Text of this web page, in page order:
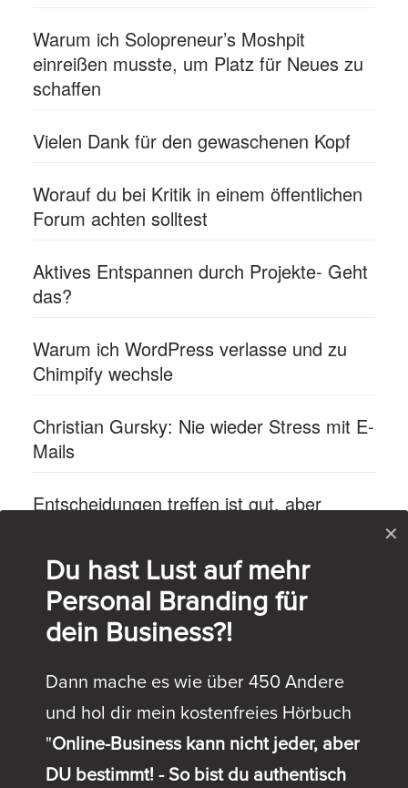
Warum ich Solopreneur’s Moshpit
einreißen musste, um Platz für Neues zu
schaffen
Vielen Dank für den gewaschenen Kopf
Worauf du bei Kritik in einem öffentlichen
Forum achten solltest
Aktives Entspannen durch Projekte- Geht
das?
Warum ich WordPress verlasse und zu
Chimpify wechsle
Christian Gursky: Nie wieder Stress mit E-
Mails
Entscheidungen treffen ist gut, aber
RECHTLICHES
✕
Du hast Lust auf mehr
Personal Branding für
dein Business?!
Dann mache es wie über 450 Andere
und hol dir mein kostenfreies Hörbuch
"Online-Business kann nicht jeder, aber
DU bestimmt! - So bist du authentisch